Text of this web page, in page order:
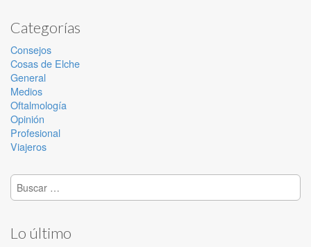
Categorías
Consejos
Cosas de Elche
General
Medios
Oftalmología
Opinión
Profesional
Viajeros
Buscar:
Lo último